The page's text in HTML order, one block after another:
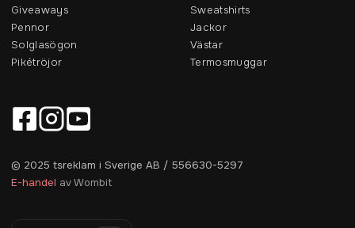
Giveaways
Pennor
Solglasögon
Pikétröjor
Sweatshirts
Jackor
Västar
Termosmuggar
© 2025 tsreklam i Sverige AB / 556630-5297
E-handel av Wombit